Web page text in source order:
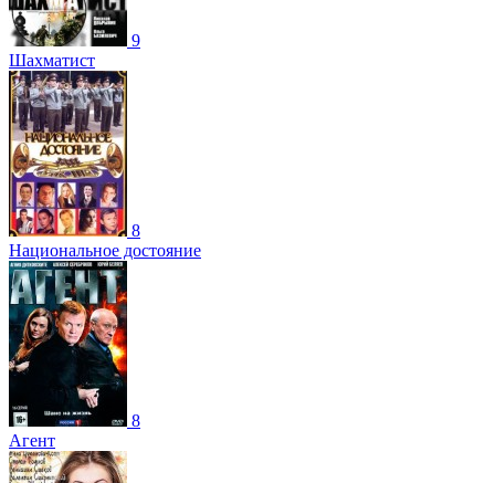
9
Шахматист
8
Национальное достояние
8
Агент